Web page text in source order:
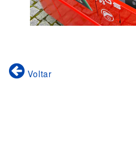
Voltar